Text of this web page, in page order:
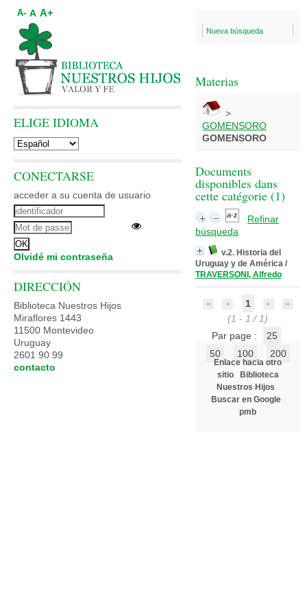
Nueva búsqueda
Materias
>
GOMENSORO
GOMENSORO
Documents
disponibles dans
cette catégorie (1)
Refinar
búsqueda
v.2. Historia del
Uruguay y de América /
TRAVERSONI, Alfredo
1
(1 - 1 / 1)
Par page :
25
50
100 200
Enlace hacia otro
sitio
Biblioteca
Nuestros Hijos
Buscar en Google
pmb
A- A A+
ELIGE IDIOMA
CONECTARSE
acceder a su cuenta de usuario
Olvidé mi contraseña
DIRECCIÓN
Biblioteca Nuestros Hijos
Miraflores 1443
11500 Montevideo
Uruguay
2601 90 99
contacto